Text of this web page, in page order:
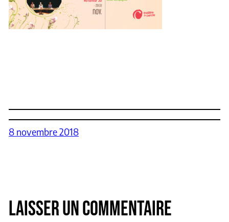
8 novembre 2018
LAISSER UN COMMENTAIRE